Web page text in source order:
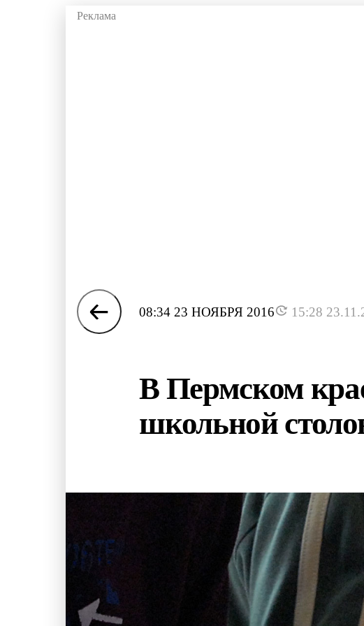
08:34 23 НОЯБРЯ 2016 15:28
В Пермском
школьной